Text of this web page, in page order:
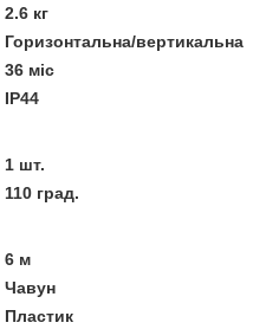
2.6 кг
Горизонтальна/вертикальна
36 міс
IP44
1 шт.
110 град.
6 м
Чавун
Пластик